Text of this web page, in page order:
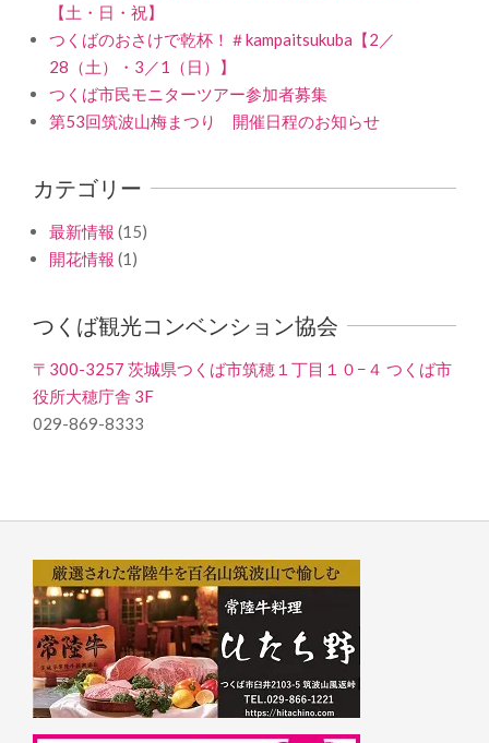
【土・日・祝】
つくばのおさけで乾杯！＃kampaitsukuba【2／
28（土）・3／1（日）】
つくば市民モニターツアー参加者募集
第53回筑波山梅まつり 開催日程のお知らせ
カテゴリー
最新情報 (15)
開花情報 (1)
つくば観光コンベンション協会
〒300-3257 茨城県つくば市筑穂１丁目１０−４ つくば市
役所大穂庁舎 3F
029-869-8333